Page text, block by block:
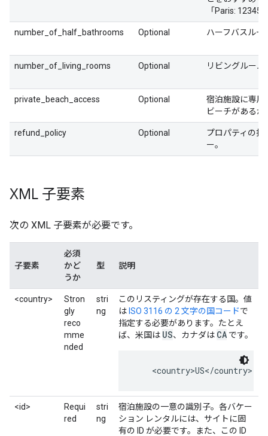
「Paris:
number_of_half_bathrooms Optional ハーフバスルー
number_of_living_rooms Optional リビングルーム
private_beach_access Optional
宿泊施設に専用
ビーチがあるか
refund_policy Optional
プロパティの払
ー。
XML 子要素
次の XML 子要素が必要です。
子要素
必須
かど
うか
型 説明
<country>
Stron
gly
reco
mme
nded
stri
ng
このリスティングが存在する国。値
は ISO 3116 の 2 文字の国コードで
指定する必要があります。たとえ
ば、米国は US、カナダは CA です。
    <country>US</country>
<id>
Requi
red
stri
ng
宿泊施設の一意の識別子。各バケー
ション レンタルには、サイトに固
有の ID が必要です。また、この ID